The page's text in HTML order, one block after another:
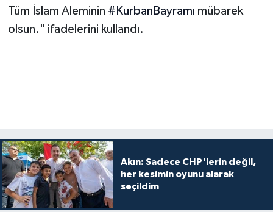
Tüm İslam Aleminin #KurbanBayramı mübarek
olsun." ifadelerini kullandı.
Akın: Sadece CHP'lerin değil,
her kesimin oyunu alarak
seçildim